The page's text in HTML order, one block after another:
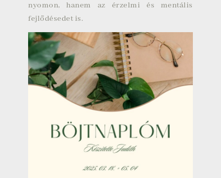
nyomon, hanem az érzelmi és mentális
fejlődésedet is.